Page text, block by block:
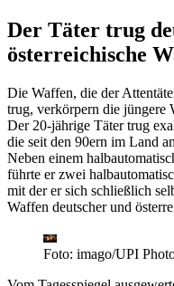
Der Täter trug
österreichische
Die Waffen, die der
trug, verkörpern die jüngere
Der 20-jährige Täter trug
die seit den 90ern im Land
Neben einem
führte er zwei
mit der er sich schließlich
Waffen deutscher und
Foto: imago/UPI